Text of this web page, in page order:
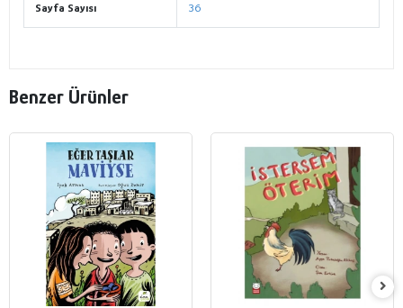
Sayfa Sayısı 36
Benzer Ürünler